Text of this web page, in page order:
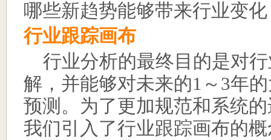
哪些新趋势能够带来行业变
行业跟踪画布
行业分析的最终目的是对
解，并能够对未来的1 ～ 3年
预测。为了更加规范和系统
我们引入了行业跟踪画布的